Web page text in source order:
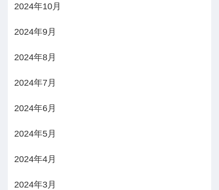
2024年10月
2024年9月
2024年8月
2024年7月
2024年6月
2024年5月
2024年4月
2024年3月